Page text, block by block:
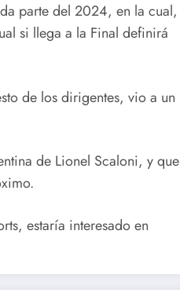
parte del 2024, en la cual,
si llega a la Final definirá
de los dirigentes, vio a un
de Lionel Scaloni, y que
estaría interesado en